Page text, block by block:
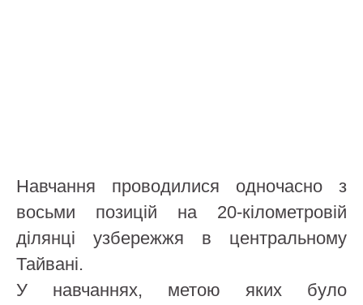
Навчання проводилися одночасно з
восьми позицій на 20-кілометровій
ділянці узбережжя в центральному
Тайвані.
У навчаннях, метою яких було